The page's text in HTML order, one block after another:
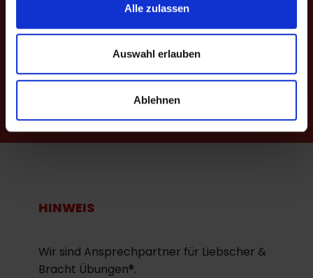
Alle zulassen
Auswahl erlauben
Ablehnen
Oberweg 23
98693 Ilmenau
Bei Bedarf betreuen wir auch online via Zoom-Meeting.
HINWEIS
Wir sind Ansprechpartner für Liebscher &
Bracht Übungen®.